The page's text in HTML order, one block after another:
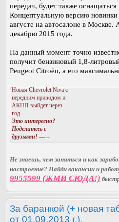
передач, будет также
Концептуальную версию новинки
августе на автосалоне в Москве.
декабрю 2015 года.
На данный момент точно
получит бензиновый 1,8-
Peugeot Citroën, а его
Новая Chevrolet Niva с
передним приводом и
АКПП выйдет через
год.
Это интересно?
Поделитесь с
друзьями! —→
Не знаешь, чем заняться и как
настроение? Найди вакансии и
9955599 (ЖМИ СЮДА!)
За баранкой (+ новая
от 01.09.2013 г.).